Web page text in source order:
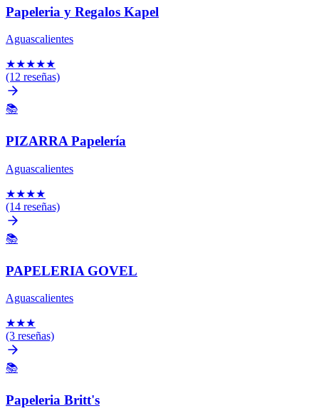
Papeleria y Regalos Kapel
Aguascalientes
★★★★★
(12 reseñas)
📚
PIZARRA Papelería
Aguascalientes
★★★★
(14 reseñas)
📚
PAPELERIA GOVEL
Aguascalientes
★★★
(3 reseñas)
📚
Papeleria Britt's